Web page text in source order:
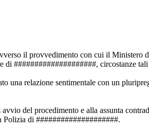
il provvedimento con cui il
####################, circostanze
una relazione sentimentale con un
del procedimento e alla assunta
Polizia di ####################.